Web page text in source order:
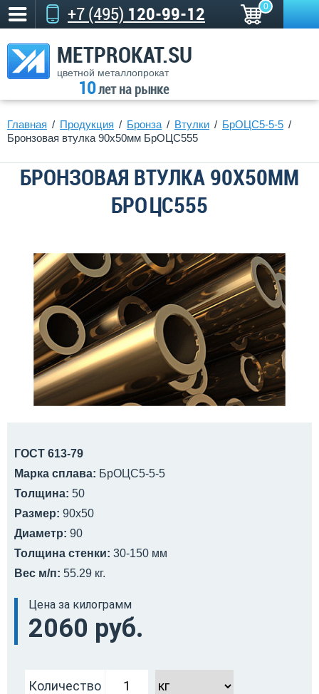
+7 (495) 120-99-12 0
METPROKAT.SU
цветной металлопрокат
10лет на рынке
Главная Продукция Бронза Втулки
БрОЦС5-5-5
Бронзовая втулка 90x50мм БрОЦС555
БРОНЗОВАЯ ВТУЛКА 90X50ММ
БРОЦС555
ГОСТ 613-79
Марка сплава: БрОЦС5-5-5
Толщина: 50
Размер: 90x50
Диаметр: 90
Толщина стенки: 30-150 мм
Вес м/п: 55.29 кг.
Цена за килограмм
2060 руб.
Количество